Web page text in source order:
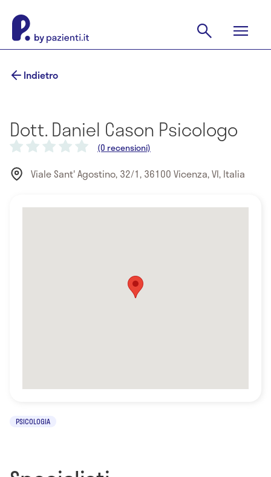
Indietro
Dott. Daniel Cason Psicologo
(0 recensioni)
Viale Sant' Agostino, 32/1, 36100 Vicenza, VI, Italia
PSICOLOGIA